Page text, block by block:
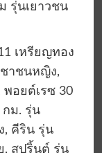
รุ่นเยาวชน
เหรียญทอง
ชาชนหญิง,
อยต์เรซ 30
กม. รุ่น
, คีริน รุ่น
, สปริ้นต์ รุ่น